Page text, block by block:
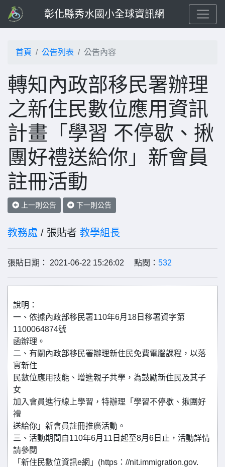
彰化縣秀水國小全球資訊網
首頁 公告列表 公告內容
轉知內政部移民署辦理
之新住民數位應用資訊
計畫「學習 不停歇、揪
團好禮送給你」新會員
註冊活動
上一則公告 下一則公告
教務處 / 張貼者 教學組長
張貼日期： 2021-06-22 15:26:02 點閱： 532
說明：
一、依據內政部移民署110年6月18日移署資字第
1100064874號
函辦理。
二、有關內政部移民署辦理新住民免費電腦課程，以落
實新住
民數位應用技能、增進親子共學，為鼓勵新住民及其子
女
加入會員進行線上學習，特辦理「學習不停歇、揪團好
禮
送給你」新會員註冊推廣活動。
三、活動期間自110年6月11日起至8月6日止，活動詳情
請參閱
「新住民數位資訊e網」(https：//nit.immigration.gov.